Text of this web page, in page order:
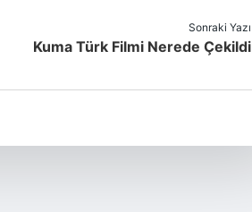
Sonraki Yazı
Kuma Türk Filmi Nerede Çekildi